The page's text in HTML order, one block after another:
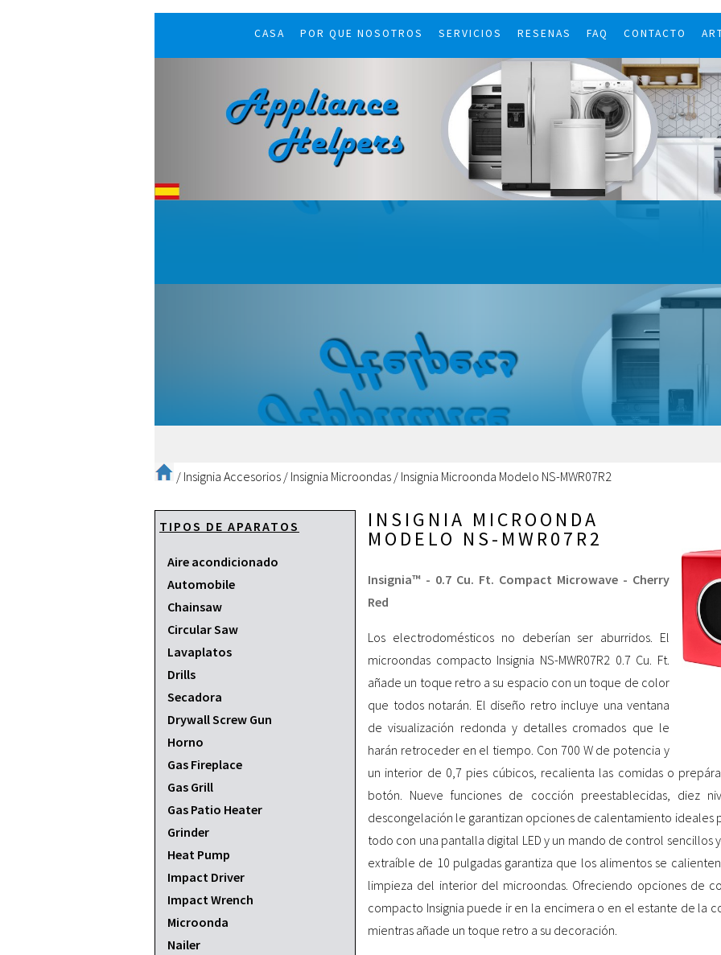
CASA POR QUE NOSOTROS SERVICIOS RESENAS FAQ CONTACTO
/ Insignia Accesorios / Insignia Microondas / Insignia Microonda Modelo NS-MWR07R2
TIPOS DE APARATOS
Aire acondicionado
Automobile
Chainsaw
Circular Saw
Lavaplatos
Drills
Secadora
Drywall Screw Gun
Horno
Gas Fireplace
Gas Grill
Gas Patio Heater
Grinder
Heat Pump
Impact Driver
Impact Wrench
Microonda
Nailer
INSIGNIA MICROONDA
MODELO NS-MWR07R2
Insignia™ - 0.7 Cu. Ft. Compact Microwave - Cherry
Red
Los electrodomésticos no deberían ser aburridos. El
microondas compacto Insignia NS-MWR07R2 0.7 Cu. Ft.
añade un toque retro a su espacio con un toque de color
que todos notarán. El diseño retro incluye una ventana
de visualización redonda y detalles cromados que le
harán retroceder en el tiempo. Con 700 W de potencia y
un interior de 0,7 pies cúbicos, recalienta las comidas o
botón. Nueve funciones de cocción preestablecidas, diez
descongelación le garantizan opciones de calentamiento ideales
todo con una pantalla digital LED y un mando de control sencillos
extraíble de 10 pulgadas garantiza que los alimentos se
limpieza del interior del microondas. Ofreciendo opciones de
compacto Insignia puede ir en la encimera o en el estante de la
mientras añade un toque retro a su decoración.